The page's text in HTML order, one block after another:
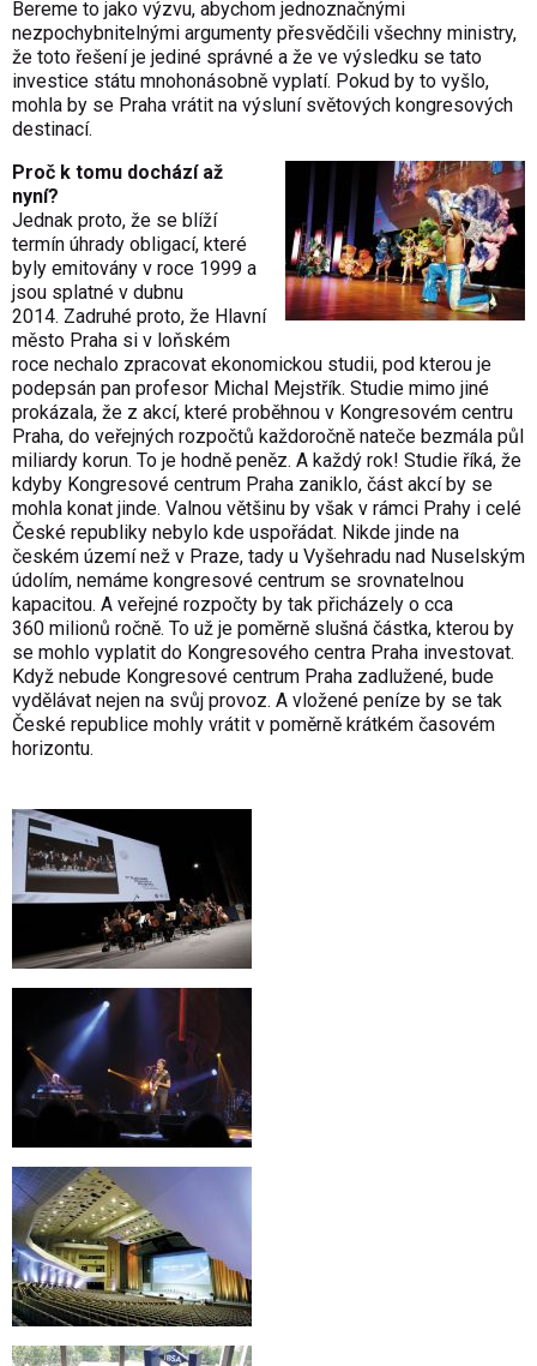
Bereme to jako výzvu, abychom jednoznačnými
nezpochybnitelnými argumenty přesvědčili všechny ministry,
že toto řešení je jediné správné a že ve výsledku se tato
investice státu mnohonásobně vyplatí. Pokud by to vyšlo,
mohla by se Praha vrátit na výsluní světových kongresových
destinací.
Proč k tomu dochází až
nyní?
Jednak proto, že se blíží
termín úhrady obligací, které
byly emitovány v roce 1999 a
jsou splatné v dubnu
2014. Zadruhé proto, že Hlavní
město Praha si v loňském
roce nechalo zpracovat ekonomickou studii, pod kterou je
podepsán pan profesor Michal Mejstřík. Studie mimo jiné
prokázala, že z akcí, které proběhnou v Kongresovém centru
Praha, do veřejných rozpočtů každoročně nateče bezmála půl
miliardy korun. To je hodně peněz. A každý rok! Studie říká, že
kdyby Kongresové centrum Praha zaniklo, část akcí by se
mohla konat jinde. Valnou většinu by však v rámci Prahy i celé
České republiky nebylo kde uspořádat. Nikde jinde na
českém území než v Praze, tady u Vyšehradu nad Nuselským
údolím, nemáme kongresové centrum se srovnatelnou
kapacitou. A veřejné rozpočty by tak přicházely o cca
360 milionů ročně. To už je poměrně slušná částka, kterou by
se mohlo vyplatit do Kongresového centra Praha investovat.
Když nebude Kongresové centrum Praha zadlužené, bude
vydělávat nejen na svůj provoz. A vložené peníze by se tak
České republice mohly vrátit v poměrně krátkém časovém
horizontu.